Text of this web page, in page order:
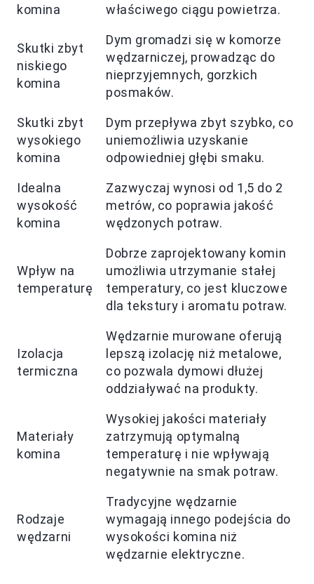
komina
właściwego ciągu powietrza.
Skutki zbyt
niskiego
komina
Dym gromadzi się w komorze
wędzarniczej, prowadząc do
nieprzyjemnych, gorzkich
posmaków.
Skutki zbyt
wysokiego
komina
Dym przepływa zbyt szybko, co
uniemożliwia uzyskanie
odpowiedniej głębi smaku.
Idealna
wysokość
komina
Zazwyczaj wynosi od 1,5 do 2
metrów, co poprawia jakość
wędzonych potraw.
Wpływ na
temperaturę
Dobrze zaprojektowany komin
umożliwia utrzymanie stałej
temperatury, co jest kluczowe
dla tekstury i aromatu potraw.
Izolacja
termiczna
Wędzarnie murowane oferują
lepszą izolację niż metalowe,
co pozwala dymowi dłużej
oddziaływać na produkty.
Materiały
komina
Wysokiej jakości materiały
zatrzymują optymalną
temperaturę i nie wpływają
negatywnie na smak potraw.
Rodzaje
wędzarni
Tradycyjne wędzarnie
wymagają innego podejścia do
wysokości komina niż
wędzarnie elektryczne.